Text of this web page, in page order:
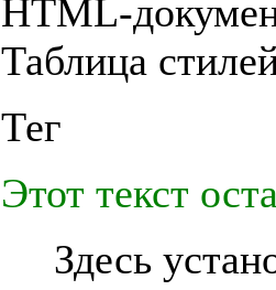
HTML-
Таблица
Тег
Этот текст
Здесь